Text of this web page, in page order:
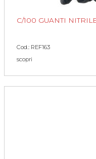
C/100 GUANTI
Cod.: REF163
scopri